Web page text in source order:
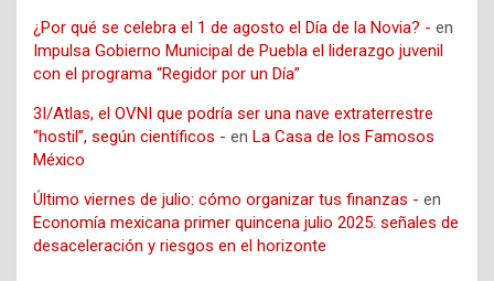
¿Por qué se celebra el 1 de agosto el Día de la Novia? - en
Impulsa Gobierno Municipal de Puebla el liderazgo juvenil
con el programa “Regidor por un Día”
3I/Atlas, el OVNI que podría ser una nave extraterrestre
“hostil”, según científicos - en La Casa de los Famosos
México
Último viernes de julio: cómo organizar tus finanzas - en
Economía mexicana primer quincena julio 2025: señales de
desaceleración y riesgos en el horizonte